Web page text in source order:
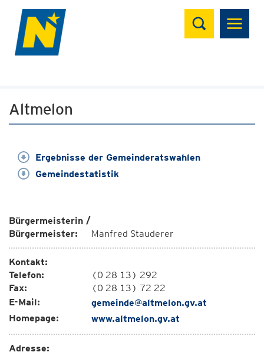
Suchen
Altmelon
Ergebnisse der Gemeinderatswahlen
Gemeindestatistik
Bürgermeisterin /
Bürgermeister:
Manfred Stauderer
Kontakt:
Telefon:
(0 28 13) 292
Fax:
(0 28 13) 72 22
E-Mail:
gemeinde@altmelon.gv.at
Homepage:
www.altmelon.gv.at
Adresse: